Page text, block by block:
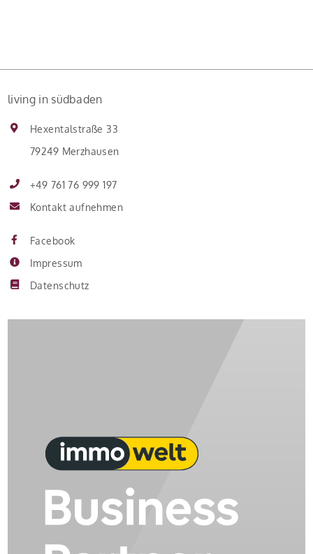
living in südbaden
Hexentalstraße 33
79249 Merzhausen
+49 761 76 999 197
Kontakt aufnehmen
Facebook
Impressum
Datenschutz